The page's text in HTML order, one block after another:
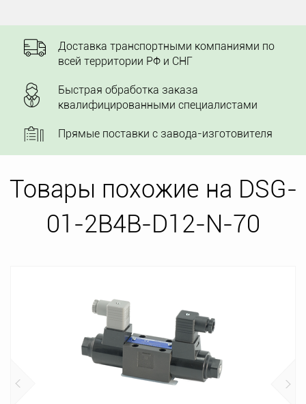
Доставка транспортными компаниями по
всей территории РФ и СНГ
Быстрая обработка заказа
квалифицированными специалистами
Прямые поставки с завода-изготовителя
Товары похожие на DSG-
01-2B4B-D12-N-70